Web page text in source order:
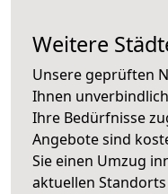
Weitere
Unsere geprüften
Ihnen
Ihre Bedürfnisse
Angebote sind
Sie einen Umzug
aktuellen